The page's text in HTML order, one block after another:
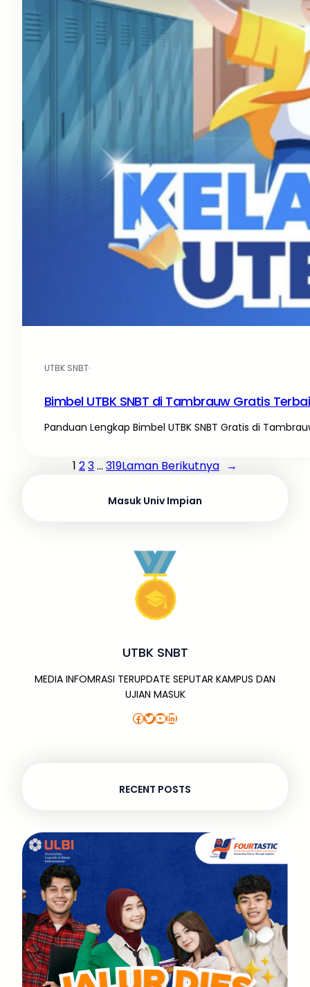
UTBK SNBT·
Bimbel UTBK SNBT di Tambrauw Gratis
Panduan Lengkap Bimbel UTBK SNBT Gratis di
1 23… 319Laman Berikutnya →
Masuk Univ Impian
UTBK SNBT
MEDIA INFOMRASI TERUPDATE SEPUTAR KAMPUS DAN
UJIAN MASUK
Facebook Twitter YouTube LinkedIn
RECENT POSTS